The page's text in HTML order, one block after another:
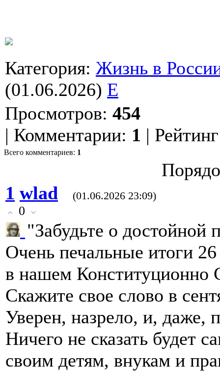
Категория: Жизнь в
(01.06.2026) E
Просмотров: 454
| Комментарии: 1 | Рейтинг
Всего комментариев: 1
1 wlad (01.06.2026 23:09)
0
"Забудьте о достойной
Очень печальные итоги 26
в нашем
Скажите свое слово в
Уверен, назрело, и, даже,
Ничего не сказать
своим детям, внукам и